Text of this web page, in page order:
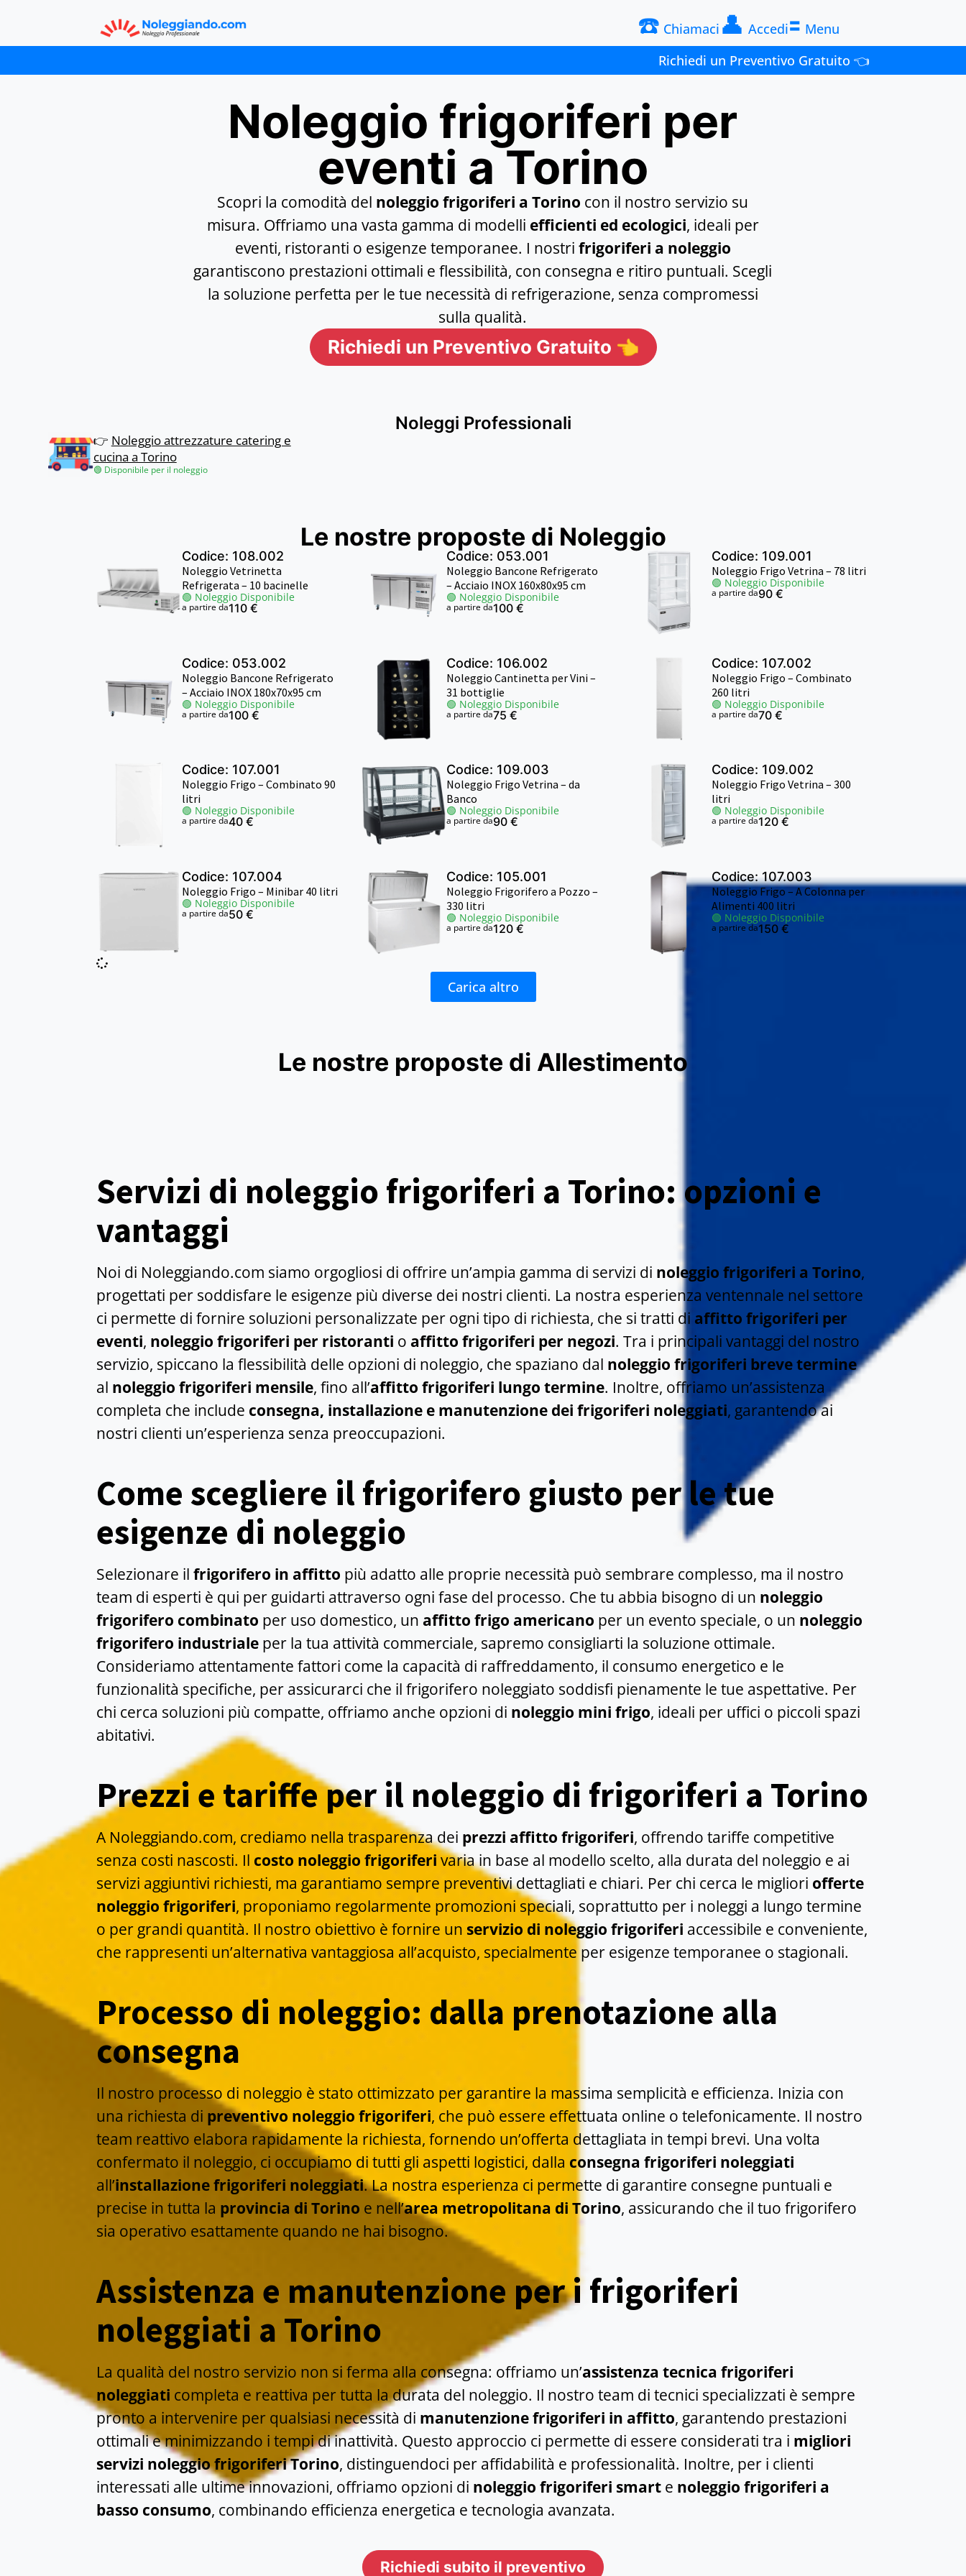
☎️ Chiamaci 👤 Accedi🟰 Menu
Richiedi un Preventivo Gratuito 👈
Noleggio frigoriferi per
eventi a Torino
Scopri la comodità del noleggio frigoriferi a Torino con il nostro servizio su
misura. Offriamo una vasta gamma di modelli efficienti ed ecologici, ideali per
eventi, ristoranti o esigenze temporanee. I nostri frigoriferi a noleggio
garantiscono prestazioni ottimali e flessibilità, con consegna e ritiro puntuali. Scegli
la soluzione perfetta per le tue necessità di refrigerazione, senza compromessi
sulla qualità.
Richiedi un Preventivo Gratuito 👈
Noleggi Professionali
👉 Noleggio attrezzature catering e
cucina a Torino
🟢 Disponibile per il noleggio
Le nostre proposte di Noleggio
Codice: 108.002
Noleggio Vetrinetta
Refrigerata – 10 bacinelle
🟢 Noleggio Disponibile
a partire da110 €
Codice: 053.001
Noleggio Bancone Refrigerato
– Acciaio INOX 160x80x95 cm
🟢 Noleggio Disponibile
a partire da100 €
Codice: 109.001
Noleggio Frigo Vetrina – 78 litri
🟢 Noleggio Disponibile
a partire da90 €
Codice: 053.002
Noleggio Bancone Refrigerato
– Acciaio INOX 180x70x95 cm
🟢 Noleggio Disponibile
a partire da100 €
Codice: 106.002
Noleggio Cantinetta per Vini –
31 bottiglie
🟢 Noleggio Disponibile
a partire da75 €
Codice: 107.002
Noleggio Frigo – Combinato
260 litri
🟢 Noleggio Disponibile
a partire da70 €
Codice: 107.001
Noleggio Frigo – Combinato 90
litri
🟢 Noleggio Disponibile
a partire da40 €
Codice: 109.003
Noleggio Frigo Vetrina – da
Banco
🟢 Noleggio Disponibile
a partire da90 €
Codice: 109.002
Noleggio Frigo Vetrina – 300
litri
🟢 Noleggio Disponibile
a partire da120 €
Codice: 107.004
Noleggio Frigo – Minibar 40 litri
🟢 Noleggio Disponibile
a partire da50 €
Codice: 105.001
Noleggio Frigorifero a Pozzo –
330 litri
🟢 Noleggio Disponibile
a partire da120 €
Codice: 107.003
Noleggio Frigo – A Colonna per
Alimenti 400 litri
🟢 Noleggio Disponibile
a partire da150 €
Carica altro
Le nostre proposte di Allestimento
Servizi di noleggio frigoriferi a Torino: opzioni e
vantaggi
Noi di Noleggiando.com siamo orgogliosi di offrire un’ampia gamma di servizi di noleggio frigoriferi a Torino,
progettati per soddisfare le esigenze più diverse dei nostri clienti. La nostra esperienza ventennale nel settore
ci permette di fornire soluzioni personalizzate per ogni tipo di richiesta, che si tratti di affitto frigoriferi per
eventi, noleggio frigoriferi per ristoranti oaffitto frigoriferi per negozi. Tra i principali vantaggi del nostro
servizio, spiccano la flessibilità delle opzioni di noleggio, che spaziano dal noleggio frigoriferi breve termine
al noleggio frigoriferi mensile, fino all’affitto frigoriferi lungo termine. Inoltre, offriamo un’assistenza
completa che include consegna, installazione e manutenzione dei frigoriferi noleggiati, garantendo ai
nostri clienti un’esperienza senza preoccupazioni.
Come scegliere il frigorifero giusto per le tue
esigenze di noleggio
Selezionare ilfrigorifero in affitto più adatto alle proprie necessità può sembrare complesso, ma il nostro
team di esperti è qui per guidarti attraverso ogni fase del processo. Che tu abbia bisogno di un noleggio
frigorifero combinato per uso domestico, unaffitto frigo americano per un evento speciale, o un noleggio
frigorifero industriale per la tua attività commerciale, sapremo consigliarti la soluzione ottimale.
Consideriamo attentamente fattori come la capacità di raffreddamento, il consumo energetico e le
funzionalità specifiche, per assicurarci che il frigorifero noleggiato soddisfi pienamente le tue aspettative. Per
chi cerca soluzioni più compatte, offriamo anche opzioni di noleggio mini frigo, ideali per uffici o piccoli spazi
abitativi.
Prezzi e tariffe per il noleggio di frigoriferi a Torino
A Noleggiando.com, crediamo nella trasparenza dei prezzi affitto frigoriferi, offrendo tariffe competitive
senza costi nascosti. Il costo noleggio frigoriferi varia in base al modello scelto, alla durata del noleggio e ai
servizi aggiuntivi richiesti, ma garantiamo sempre preventivi dettagliati e chiari. Per chi cerca le migliori offerte
noleggio frigoriferi, proponiamo regolarmente promozioni speciali, soprattutto per i noleggi a lungo termine
o per grandi quantità. Il nostro obiettivo è fornire un servizio di noleggio frigoriferi accessibile e conveniente,
che rappresenti un’alternativa vantaggiosa all’acquisto, specialmente per esigenze temporanee o stagionali.
Processo di noleggio: dalla prenotazione alla
consegna
Il nostro processo di noleggio è stato ottimizzato per garantire la massima semplicità e efficienza. Inizia con
una richiesta di preventivo noleggio frigoriferi, che può essere effettuata online o telefonicamente. Il nostro
team reattivo elabora rapidamente la richiesta, fornendo un’offerta dettagliata in tempi brevi. Una volta
confermato il noleggio, ci occupiamo di tutti gli aspetti logistici, dalla consegna frigoriferi noleggiati
all’installazione frigoriferi noleggiati. La nostra esperienza ci permette di garantire consegne puntuali e
precise in tutta la provincia di Torino e nell’area metropolitana di Torino, assicurando che il tuo frigorifero
sia operativo esattamente quando ne hai bisogno.
Assistenza e manutenzione per i frigoriferi
noleggiati a Torino
La qualità del nostro servizio non si ferma alla consegna: offriamo un’assistenza tecnica frigoriferi
noleggiati completa e reattiva per tutta la durata del noleggio. Il nostro team di tecnici specializzati è sempre
pronto a intervenire per qualsiasi necessità di manutenzione frigoriferi in affitto, garantendo prestazioni
ottimali e minimizzando i tempi di inattività. Questo approccio ci permette di essere considerati tra i migliori
servizi noleggio frigoriferi Torino, distinguendoci per affidabilità e professionalità. Inoltre, per i clienti
interessati alle ultime innovazioni, offriamo opzioni di noleggio frigoriferi smart e noleggio frigoriferi a
basso consumo, combinando efficienza energetica e tecnologia avanzata.
Richiedi subito il preventivo